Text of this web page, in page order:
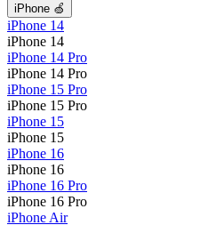
iPhone 🍏
iPhone 14
iPhone 14
iPhone 14 Pro
iPhone 14 Pro
iPhone 15 Pro
iPhone 15 Pro
iPhone 15
iPhone 15
iPhone 16
iPhone 16
iPhone 16 Pro
iPhone 16 Pro
iPhone Air